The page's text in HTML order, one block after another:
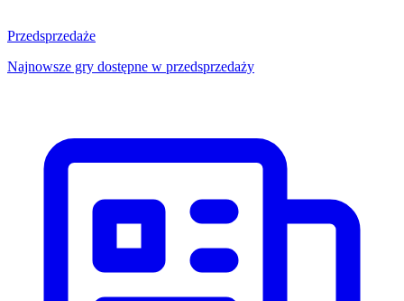
Przedsprzedaże
Najnowsze gry dostępne w przedsprzedaży